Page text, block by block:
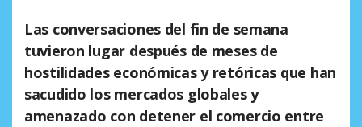
Las conversaciones del fin de semana
tuvieron lugar después de meses de
hostilidades económicas y retóricas que han
sacudido los mercados globales y
amenazado con detener el comercio entre